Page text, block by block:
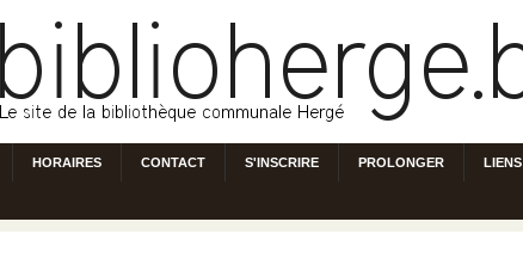
HORAIRES CONTACT S'INSCRIRE PROLONGER LIENS